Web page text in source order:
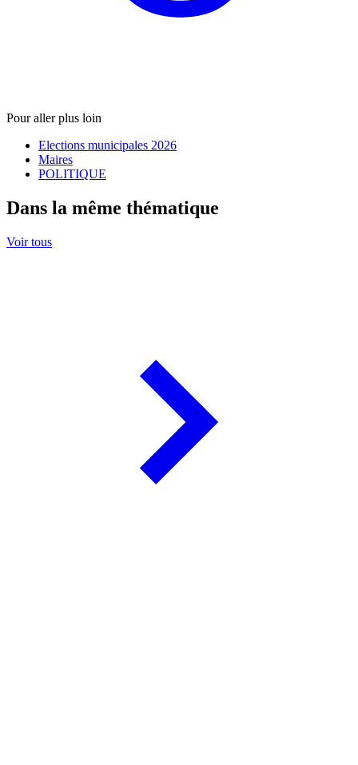
Pour aller plus loin
Elections municipales 2026
Maires
POLITIQUE
Dans la même thématique
Voir tous